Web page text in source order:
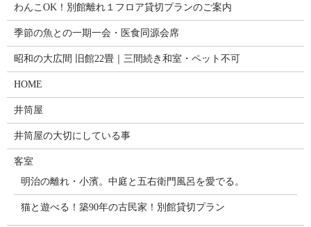
わんこOK！別館離れ１フロア貸切プランのご案内
季節の魚との一期一会・医食同源会席
昭和の大広間 旧館22畳｜三間続き和室・ペット不可
HOME
井筒屋
井筒屋の大切にしている事
客室
明治の離れ・小濱。中庭と五右衛門風呂を愛でる。
猫と遊べる！築90年の古民家！別館貸切プラン